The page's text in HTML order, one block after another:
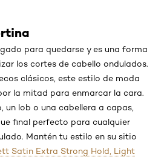
para quedarse y es una forma
los cortes de cabello ondulados.
clásicos, este estilo de moda
la mitad para enmarcar la cara.
un lob o una cabellera a capas,
final perfecto para cualquier
Mantén tu estilo en su sitio
Satin Extra Strong Hold, Light